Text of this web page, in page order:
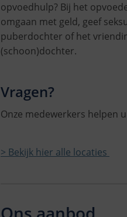
opvoedhulp? Bij het
omgaan met geld, geef
puberdochter of het
(schoon)dochter.
Vragen?
Onze medewerkers helpen
> Bekijk hier alle locaties